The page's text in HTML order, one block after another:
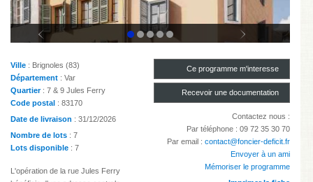
Ce programme m'interesse
Recevoir une documentation
Contactez nous :
Par téléphone : 09 72 35 30 70
Par email :contact@foncier-deficit.fr
Envoyer à un ami
Mémoriser le programme
Ville : Brignoles (83)
Département : Var
Quartier: 7 & 9 Jules Ferry
Code postal : 83170
Date de livraison : 31/12/2026
Nombre de lots : 7
Lots disponible : 7
L'opération de la rue Jules Ferry